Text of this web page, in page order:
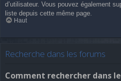
d’utilisateur. Vous pouvez également
liste depuis cette même page.
Haut
Recherche dans les forums
Comment rechercher dans